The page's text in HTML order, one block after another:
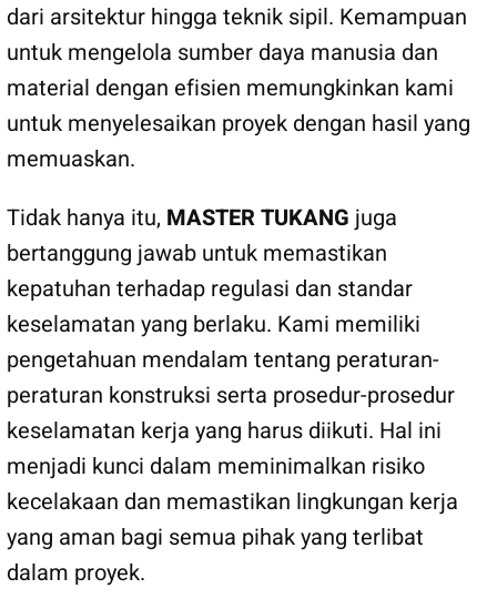
dari arsitektur hingga teknik sipil. Kemampuan
untuk mengelola sumber daya manusia dan
material dengan efisien memungkinkan kami
untuk menyelesaikan proyek dengan hasil yang
memuaskan.
Tidak hanya itu, MASTER TUKANG juga
bertanggung jawab untuk memastikan
kepatuhan terhadap regulasi dan standar
keselamatan yang berlaku. Kami memiliki
pengetahuan mendalam tentang peraturan-
peraturan konstruksi serta prosedur-prosedur
keselamatan kerja yang harus diikuti. Hal ini
menjadi kunci dalam meminimalkan risiko
kecelakaan dan memastikan lingkungan kerja
yang aman bagi semua pihak yang terlibat
dalam proyek.